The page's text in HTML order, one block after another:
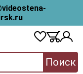
Поиск